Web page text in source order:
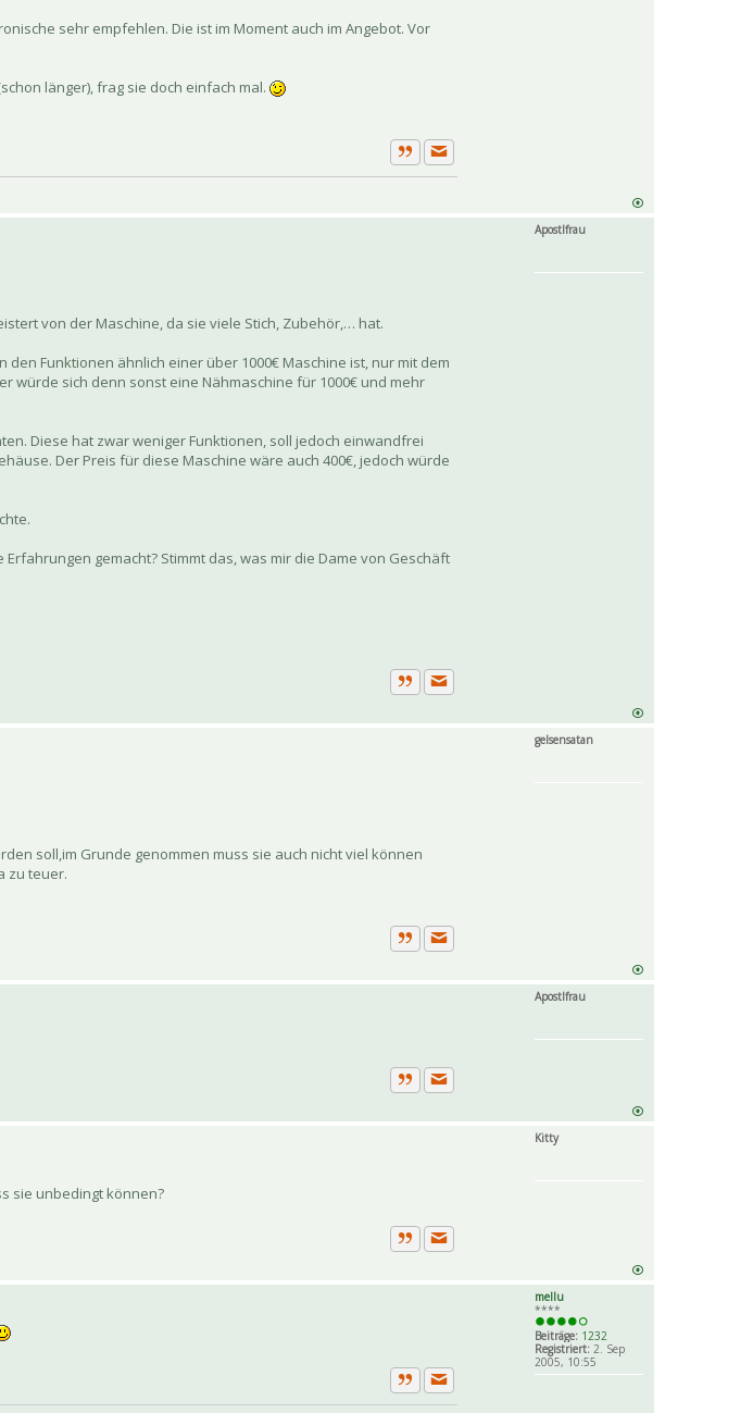
sehr empfehlen. Die ist im Moment auch im Angebot. Vor
länger), frag sie doch einfach mal.
ZitatPrivate Nachricht senden
Apostlfrau
von der Maschine, da sie viele Stich, Zubehör,… hat.
Funktionen ähnlich einer über 1000€ Maschine ist, nur mit dem
würde sich denn sonst eine Nähmaschine für 1000€ und mehr
Diese hat zwar weniger Funktionen, soll jedoch einwandfrei
Der Preis für diese Maschine wäre auch 400€, jedoch würde
gemacht? Stimmt das, was mir die Dame von Geschäft
ZitatPrivate Nachricht senden
gelsensatan
soll,im Grunde genommen muss sie auch nicht viel können
zu teuer.
ZitatPrivate Nachricht senden
Apostlfrau
ZitatPrivate Nachricht senden
Kitty
sie unbedingt können?
ZitatPrivate Nachricht senden
mellu
****
Beiträge: 1232
Registriert: 2. Sep
2005, 10:55
ZitatPrivate Nachricht senden